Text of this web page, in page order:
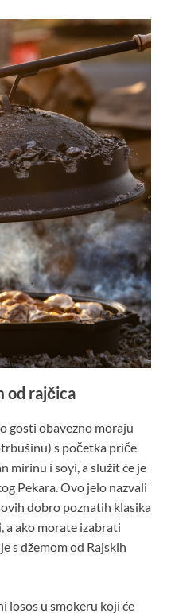
od rajčica
gosti obavezno moraju
s početka priče
mirinu i soyi, a služit će je
Pekara. Ovo jelo nazvali
dobro poznatih klasika
a ako morate izabrati
s džemom od Rajskih
losos u smokeru koji će